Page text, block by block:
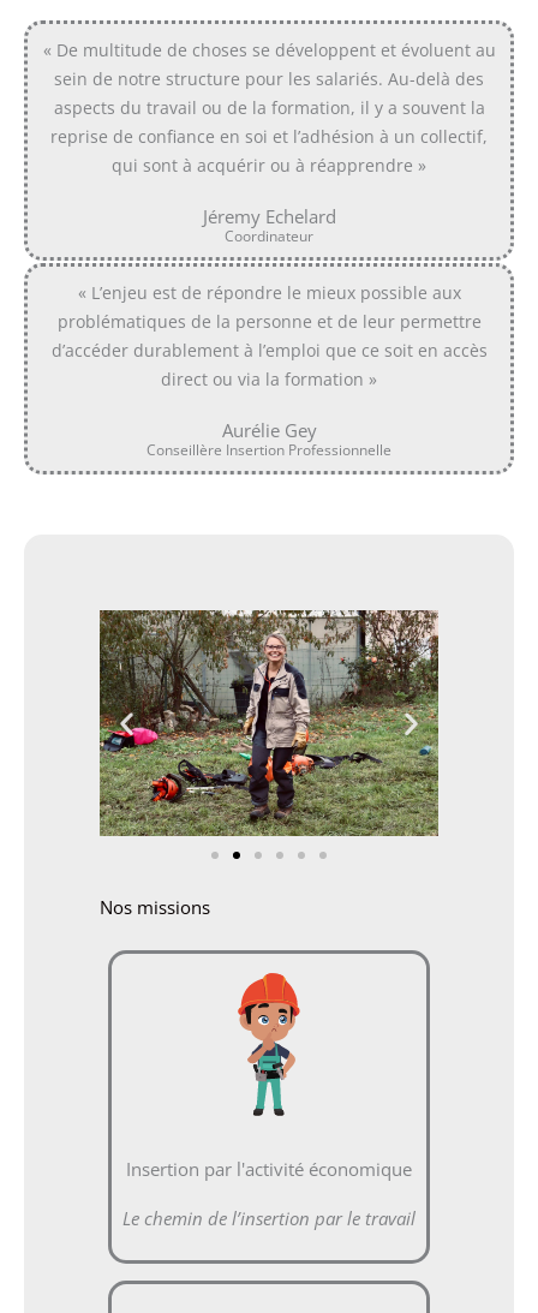
« De multitude de choses se développent et évoluent au
sein de notre structure pour les salariés. Au-delà des
aspects du travail ou de la formation, il y a souvent la
reprise de confiance en soi et l’adhésion à un collectif,
qui sont à acquérir ou à réapprendre »
Jéremy Echelard
Coordinateur
« L’enjeu est de répondre le mieux possible aux
problématiques de la personne et de leur permettre
d’accéder durablement à l’emploi que ce soit en accès
direct ou via la formation »
Aurélie Gey
Conseillère Insertion Professionnelle
Nos missions
Insertion par l'activité économique
Le chemin de l’insertion par le travail